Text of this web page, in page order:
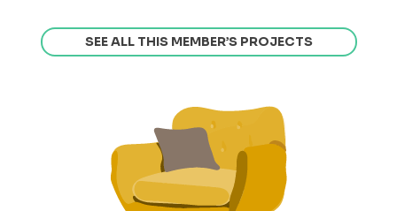
SEE ALL THIS MEMBER’S PROJECTS